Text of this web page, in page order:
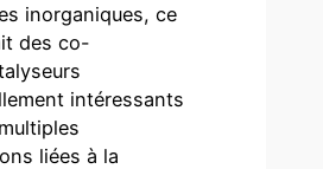
inorganiques, ce
des co-
intéressants
liées à la